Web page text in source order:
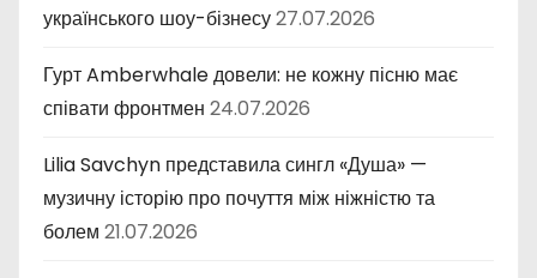
українського шоу-бізнесу27.07.2026
Гурт Amberwhale довели: не кожну пісню має
співати фронтмен 24.07.2026
Lilia Savchyn представила сингл «Душа» —
музичну історію про почуття між ніжністю та
болем 21.07.2026